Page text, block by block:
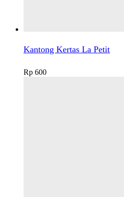
Kantong Kertas La Petit
Rp 600